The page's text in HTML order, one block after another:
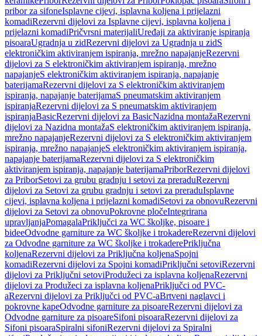
pribor za sifoneIsplavne cijevi, isplavna koljena i prijelazni
komadiRezervni dijelovi za Isplavne cijevi, isplavna koljena i
prijelazni komadiPričvrsni materijaliUređaji za aktiviranje ispiranja
pisoaraUgradnja u zidRezervni dijelovi za Ugradnja u zidS
elektroničkim aktiviranjem ispiranja, mrežno napajanjeRezervni
dijelovi za S elektroničkim aktiviranjem ispiranja, mrežno
napajanjeS elektroničkim aktiviranjem ispiranja, napajanje
baterijamaRezervni dijelovi za S elektroničkim aktiviranjem
ispiranja, napajanje baterijamaS pneumatskim aktiviranjem
ispiranjaRezervni dijelovi za S pneumatskim aktiviranjem
ispiranjaBasicRezervni dijelovi za BasicNazidna montažaRezervni
dijelovi za Nazidna montažaS elektroničkim aktiviranjem ispiranja,
mrežno napajanjeRezervni dijelovi za S elektroničkim aktiviranjem
ispiranja, mrežno napajanjeS elektroničkim aktiviranjem ispiranja,
napajanje baterijamaRezervni dijelovi za S elektroničkim
aktiviranjem ispiranja, napajanje baterijamaPriborRezervni dijelovi
za PriborSetovi za grubu gradnju i setovi za preraduRezervni
dijelovi za Setovi za grubu gradnju i setovi za preraduIsplavne
cijevi, isplavna koljena i prijelazni komadiSetovi za obnovuRezervni
dijelovi za Setovi za obnovuPokrovne pločeIntegrirana
upravljanjaPomagalaPriključci za WC školjke, pisoare i
bideeOdvodne garniture za WC školjke i trokadereRezervni dijelovi
za Odvodne garniture za WC školjke i trokaderePriključna
koljenaRezervni dijelovi za Priključna koljenaSpojni
komadiRezervni dijelovi za Spojni komadiPriključni setoviRezervni
dijelovi za Priključni setoviProdužeci za isplavna koljenaRezervni
dijelovi za Produžeci za isplavna koljenaPriključci od PVC-
aRezervni dijelovi za Priključci od PVC-aBrtveni naglavci i
pokrovne kapeOdvodne garniture za pisoareRezervni dijelovi za
Odvodne garniture za pisoareSifoni pisoaraRezervni dijelovi za
Sifoni pisoaraSpiralni sifoniRezervni dijelovi za Spiralni